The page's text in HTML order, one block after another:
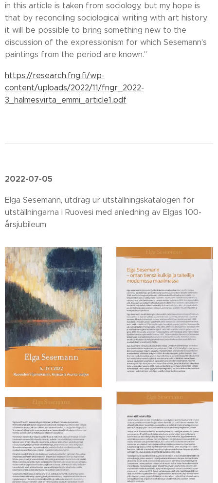
in this article is taken from sociology, but my hope is
that by reconciling sociological writing with art history,
it will be possible to bring something new to the
discussion of the expressionism for which Sesemann's
paintings from the period are known."
https://research.fng.fi/wp-
content/uploads/2022/11/fngr_2022-
3_halmesvirta_emmi_article1.pdf
2022-07-05
Elga Sesemann, utdrag ur utställningskatalogen för
utställningarna i Ruovesi med anledning av Elgas 100-
årsjubileum